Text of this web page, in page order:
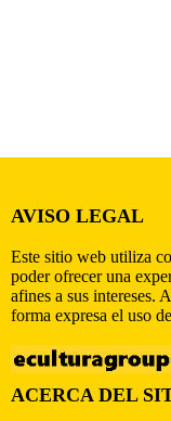
AVISO LEGAL
Este sitio web utiliza
poder ofrecer una
afines a sus intereses.
forma expresa el uso
ACERCA DEL